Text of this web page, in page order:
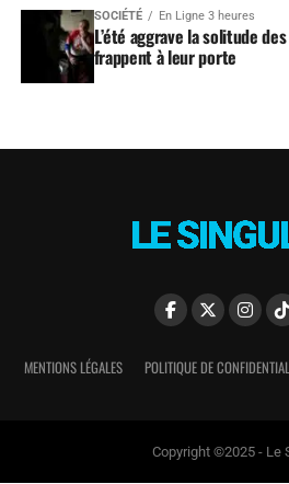
SOCIÉTÉ En Ligne 3 heures
L’été aggrave la solitude
frappent à leur porte
MENTIONS LÉGALES POLITIQUE DE
Copyright ©2025 - Le